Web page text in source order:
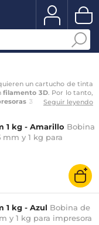
un cartucho de tinta
filamento 3D. Por lo tanto,
3D por deposición
imaginado. Aunque han
en cobre, bronce o
más utilizado para la
Seguir leyendo
1 kg - Amarillo Bobina
mm y 1 kg para
1 kg - Azul Bobina de
y 1 kg para impresora